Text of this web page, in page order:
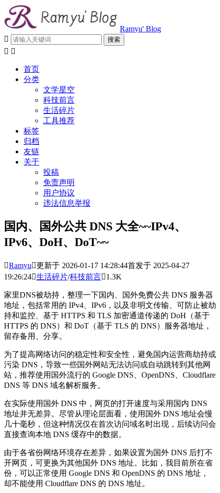
Ramyu' Blog

 
首页
分类
文学星空
科技前言
生活碎片
工具推荐
标签
归档
友链
关于
投稿
免责声明
用户协议
违法信息举报
国内、国外公共 DNS 大全~~IPv4、
IPv6、DoH、DoT~~
Ramyu更新于 2026-01-17 14:28:44首发于 2025-04-27
19:26:24生活碎片/科技前言1.3K
家里DNS被劫持，整理一下国内、国外免费公共 DNS 服务器
地址，包括常用的 IPv4、IPv6，以及非明文传输、可防止被劫
持和监控、基于 HTTPS 和 TLS 加密通道传递的 DoH（基于
HTTPS 的 DNS）和 DoT（基于 TLS 的 DNS）服务器地址，
留存备用、分享。
为了提高网络访问的稳定性和安全性，避免国内运营商劫持或
污染 DNS，导致一些国外网站无法访问或自动跳转到其他网
站，推荐使用国外流行的 Google DNS、OpenDNS、Cloudflare
DNS 等 DNS 域名解析服务。
在实际使用国外 DNS 中，网页的打开速度与采用国内 DNS
地址并无差异。尽管从理论层面看，使用国外 DNS 地址会慢
几十毫秒，但这种情况仅在首次访问域名时出现，后续访问会
直接查询本地 DNS 缓存中的数据。
由于各省份网络环境存在差异，如果设置为国外 DNS 后打不
开网页，可更换为其他国外 DNS 地址。比如，我目前所在省
份，可以正常使用 Google DNS 和 OpenDNS 的 DNS 地址，
却不能使用 Cloudflare DNS 的 DNS 地址。